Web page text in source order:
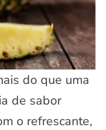
do que uma
de sabor
o refrescante,